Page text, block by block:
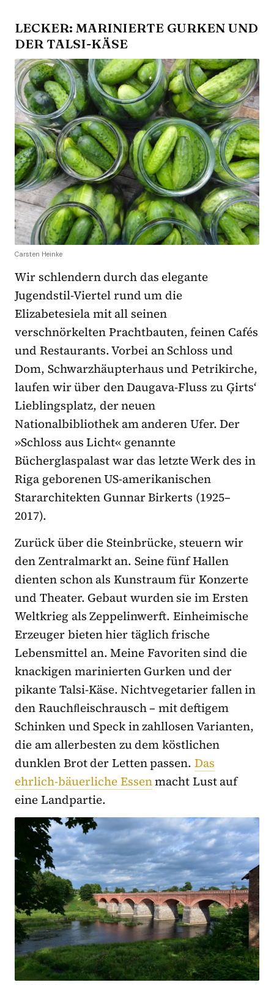
LECKER: MARINIERTE GURKEN UND
DER TALSI-KÄSE
Carsten Heinke
Wir schlendern durch das elegante
Jugendstil-Viertel rund um die
Elizabetesiela mit all seinen
verschnörkelten Prachtbauten, feinen Cafés
und Restaurants. Vorbei an Schloss und
Dom, Schwarzhäupterhaus und Petrikirche,
laufen wir über den Daugava-Fluss zu Ģirts‘
Lieblingsplatz, der neuen
Nationalbibliothek am anderen Ufer. Der
»Schloss aus Licht« genannte
Bücherglaspalast war das letzte Werk des in
Riga geborenen US-amerikanischen
Stararchitekten Gunnar Birkerts (1925–
2017).
Zurück über die Steinbrücke, steuern wir
den Zentralmarkt an. Seine fünf Hallen
dienten schon als Kunstraum für Konzerte
und Theater. Gebaut wurden sie im Ersten
Weltkrieg als Zeppelinwerft. Einheimische
Erzeuger bieten hier täglich frische
Lebensmittel an. Meine Favoriten sind die
knackigen marinierten Gurken und der
pikante Talsi-Käse. Nichtvegetarier fallen in
den Rauchﬂeischrausch – mit deftigem
Schinken und Speck in zahllosen Varianten,
die am allerbesten zu dem köstlichen
dunklen Brot der Letten passen.Das
ehrlich-bäuerliche Essenmacht Lust auf
eine Landpartie.